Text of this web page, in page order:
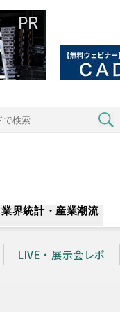
業界統計・産業潮流
LIVE・展示会レポ